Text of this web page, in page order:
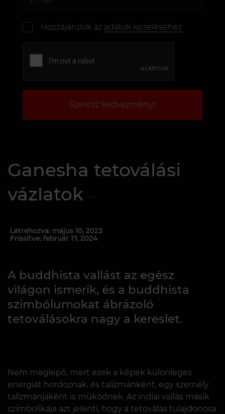
Hozzájárulok az adatok kezeléséhez
Szerezz kedvezményt
Ganesha tetoválási
vázlatok
Létrehozva: május 10, 2023
Frissítve: február 17, 2024
A buddhista vallást az egész
világon ismerik, és a buddhista
szimbólumokat ábrázoló
tetoválásokra nagy a kereslet.
Nem meglepő, mert ezek a képek különleges
energiát hordoznak, és talizmánként, egy személy
talizmánjaként is működnek. Az indiai vallás másik
szimbolikája azt jelenti, hogy a tetoválás tulajdonosa